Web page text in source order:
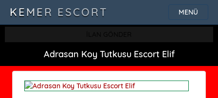
MENÜ
KEMER ESCORT
Adrasan Koy Tutkusu Escort Elif